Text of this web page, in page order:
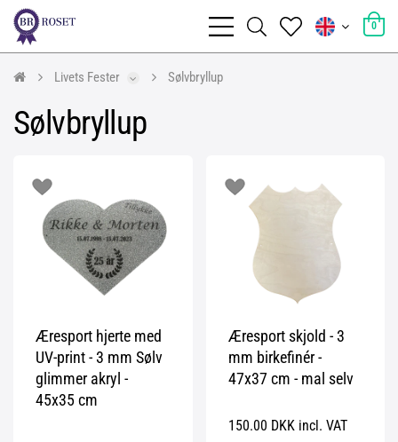
0
Livets Fester Sølvbryllup
Sølvbryllup
Æresport hjerte med
UV-print - 3 mm Sølv
glimmer akryl -
45x35 cm
Æresport skjold - 3
mm birkefinér -
47x37 cm - mal selv
150.00 DKK incl. VAT